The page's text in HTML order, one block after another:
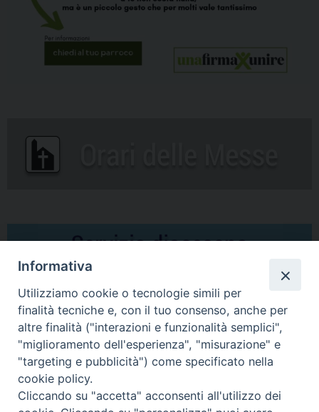
Comunicati Stampa
Il cordoglio dei Vescovi di Puglia per la morte di S.E.R. Mons. Agostino
Superbo
Informativa
Utilizziamo cookie o tecnologie simili per
finalità tecniche e, con il tuo consenso, anche per
altre finalità ("interazioni e funzionalità semplici",
"miglioramento dell'esperienza", "misurazione" e
"targeting e pubblicità") come specificato nella
cookie policy.
Cliccando su "accetta" acconsenti all'utilizzo dei